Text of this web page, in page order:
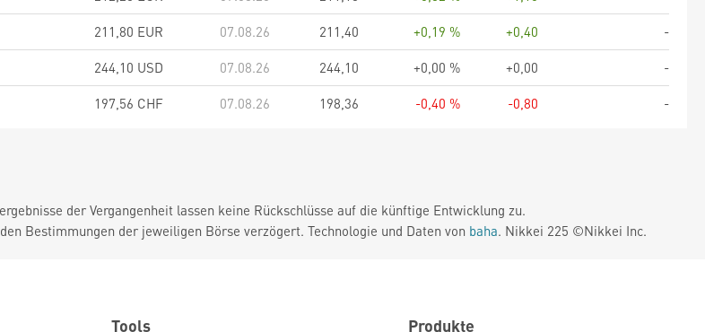
211,80 EUR 07.08.26 211,40 +0,19 % +0,40
-
244,10 USD 07.08.26 244,10 +0,00 % +0,00
-
197,56 CHF 07.08.26 198,36 -0,40 % -0,80 -
der Vergangenheit lassen keine Rückschlüsse auf die künftige Entwicklung zu.
Bestimmungen der jeweiligen Börse verzögert. Technologie und Daten von baha. Nikkei 225 ©Nikkei Inc.
Tools
Produkte